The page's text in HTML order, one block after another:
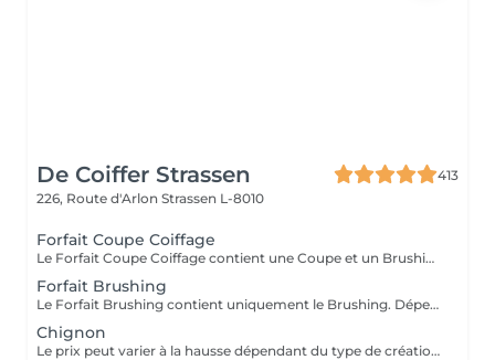
De Coiffer Strassen
413
226, Route d'Arlon Strassen L-8010
Forfait Coupe Coiffage
Le Forfait Coupe Coiffage contient une Coupe et un Brushing. Dépendant de la longueur des cheveux, le prix peut varier. En cas de questions veuillez appeler au +352 26 31 07 11.
Forfait Brushing
Le Forfait Brushing contient uniquement le Brushing. Dépendant de la longueur des cheveux, le prix peut varier. En cas de questions veuillez appeler au +352 26 31 07 11.
Chignon
Le prix peut varier à la hausse dépendant du type de création finalement réalisée.